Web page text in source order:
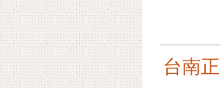
台南